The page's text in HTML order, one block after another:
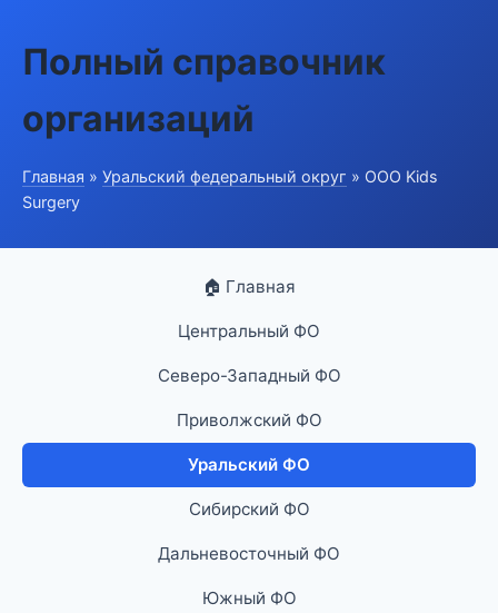
Полный справочник
организаций
Главная » Уральский федеральный округ » ООО Kids
Surgery
🏠 Главная
Центральный ФО
Северо-Западный ФО
Приволжский ФО
Уральский ФО
Сибирский ФО
Дальневосточный ФО
Южный ФО